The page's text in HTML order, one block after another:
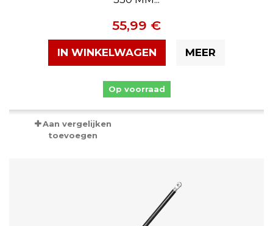
55,99 €
IN WINKELWAGEN MEER
Op voorraad
Aan vergelijken
toevoegen